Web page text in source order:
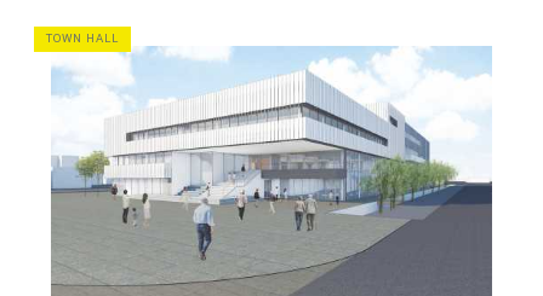
TOWN HALL